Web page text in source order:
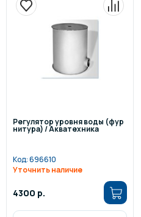
Регулятор уровня воды (фур
нитура) / Акватехника
Код:696610
Уточнить наличие
4300 р.